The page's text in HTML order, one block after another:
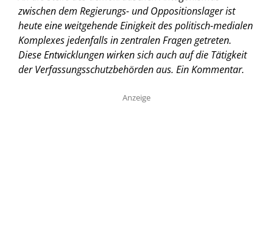
zwischen dem Regierungs- und Oppositionslager ist
heute eine weitgehende Einigkeit des politisch-medialen
Komplexes jedenfalls in zentralen Fragen getreten.
Diese Entwicklungen wirken sich auch auf die Tätigkeit
der Verfassungsschutzbehörden aus. Ein Kommentar.
Anzeige